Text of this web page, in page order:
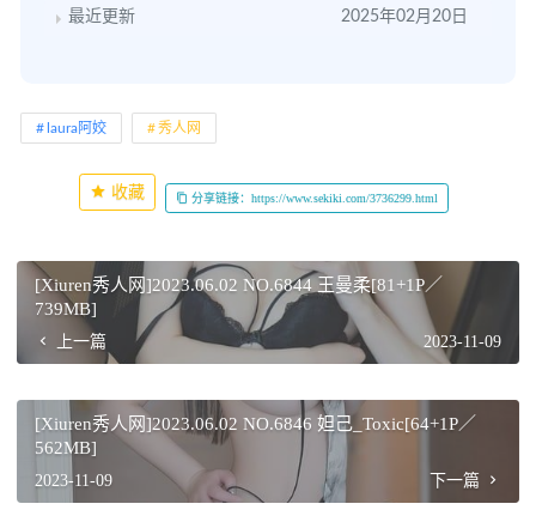
最近更新 2025年02月20日
laura阿姣 秀人网
收藏 分享链接：https://www.sekiki.com/3736299.html
[Xiuren秀人网]2023.06.02 NO.6844 王曼柔[81+1P／
739MB]
上一篇 2023-11-09
[Xiuren秀人网]2023.06.02 NO.6846 妲己_Toxic[64+1P／
562MB]
2023-11-09 下一篇